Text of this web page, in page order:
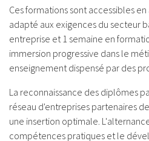
Ces formations sont accessibles
adapté aux exigences du secteur
entreprise et 1 semaine en
immersion progressive dans le
enseignement dispensé par des
La reconnaissance des diplômes
réseau d'entreprises partenaires
une insertion optimale.
compétences pratiques et le